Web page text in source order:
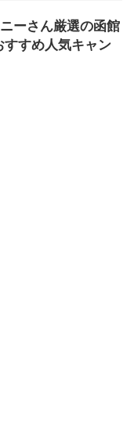
ーさん厳選の函館
すすめ人気キャン